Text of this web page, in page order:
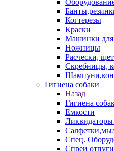
Когтерезы
Краски
Машинки для
Ножницы
Расчески,
Скребницы,
Гигиена собаки
Назад
Гигиена
Емкости
Ликвидаторы
Спец.
Спреи